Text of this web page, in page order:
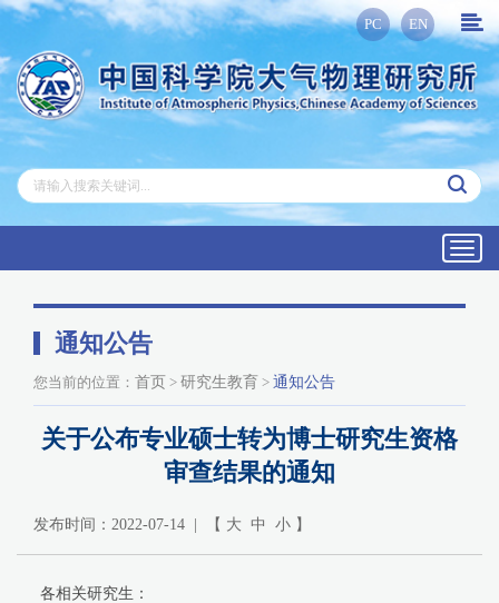
PC EN
通知公告
您当前的位置： 首页 > 研究生教育 > 通知公告
关于公布专业硕士转为博士研究生资格
审查结果的通知
发布时间：2022-07-14 | 【 大 中 小 】
各相关研究生：